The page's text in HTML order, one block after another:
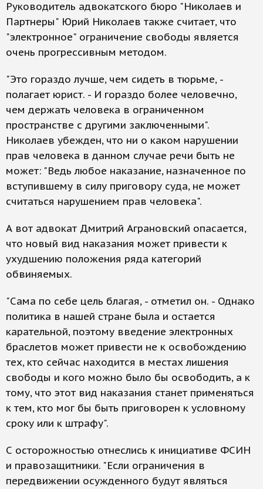
Руководитель адвокатского бюро "Николаев и
Партнеры" Юрий Николаев также считает, что
"электронное" ограничение свободы является
очень прогрессивным методом.
"Это гораздо лучше, чем сидеть в тюрьме, -
полагает юрист. - И гораздо более человечно,
чем держать человека в ограниченном
пространстве с другими заключенными".
Николаев убежден, что ни о каком нарушении
прав человека в данном случае речи быть не
может: "Ведь любое наказание, назначенное по
вступившему в силу приговору суда, не может
считаться нарушением прав человека".
А вот адвокат Дмитрий Аграновский опасается,
что новый вид наказания может привести к
ухудшению положения ряда категорий
обвиняемых.
"Сама по себе цель благая, - отметил он. - Однако
политика в нашей стране была и остается
карательной, поэтому введение электронных
браслетов может привести не к освобождению
тех, кто сейчас находится в местах лишения
свободы и кого можно было бы освободить, а к
тому, что этот вид наказания станет применяться
к тем, кто мог бы быть приговорен к условному
сроку или к штрафу".
С осторожностью отнеслись к инициативе ФСИН
и правозащитники. "Если ограничения в
передвижении осужденного будут являться